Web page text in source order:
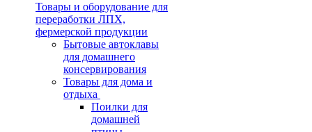
Товары и оборудование для
переработки ЛПХ,
фермерской продукции
Бытовые автоклавы
для домашнего
консервирования
Товары для дома и
отдыха
Поилки для
домашней